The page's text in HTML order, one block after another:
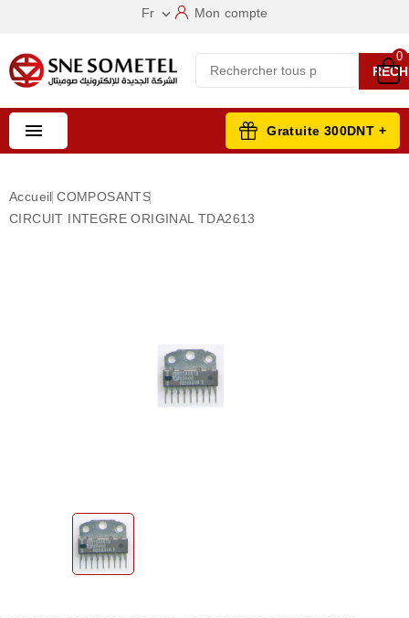
Fr  Mon compte
0
 Gratuite 300DNT +
Accueil COMPOSANTS
CIRCUIT INTEGRE ORIGINAL TDA2613